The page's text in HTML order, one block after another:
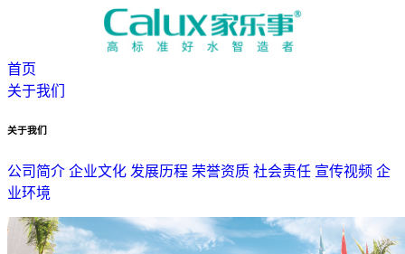
首页
关于我们
关于我们
公司简介 企业文化 发展历程 荣誉资质 社会责任 宣传视频 企
业环境